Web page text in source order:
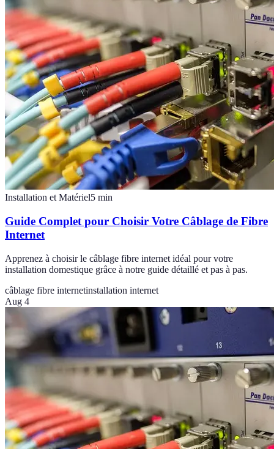
Installation et Matériel5 min
Guide Complet pour Choisir Votre Câblage de Fibre
Internet
Apprenez à choisir le câblage fibre internet idéal pour votre
installation domestique grâce à notre guide détaillé et pas à pas.
câblage fibre internetinstallation internet
Aug 4